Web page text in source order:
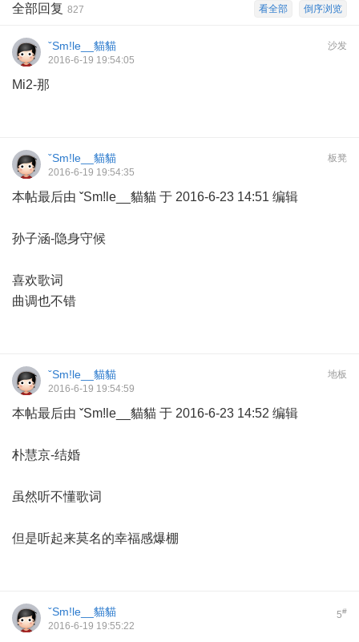
倒序浏览
看全部
全部回复 827
沙发
ˇSm!le__貓貓
2016-6-19 19:54:05
Mi2-那
板凳
ˇSm!le__貓貓
2016-6-19 19:54:35
本帖最后由 ˇSm!le__貓貓 于 2016-6-23 14:51 编辑
孙子涵-隐身守候
喜欢歌词
曲调也不错
地板
ˇSm!le__貓貓
2016-6-19 19:54:59
本帖最后由 ˇSm!le__貓貓 于 2016-6-23 14:52 编辑
朴慧京-结婚
虽然听不懂歌词
但是听起来莫名的幸福感爆棚
5#
ˇSm!le__貓貓
2016-6-19 19:55:22